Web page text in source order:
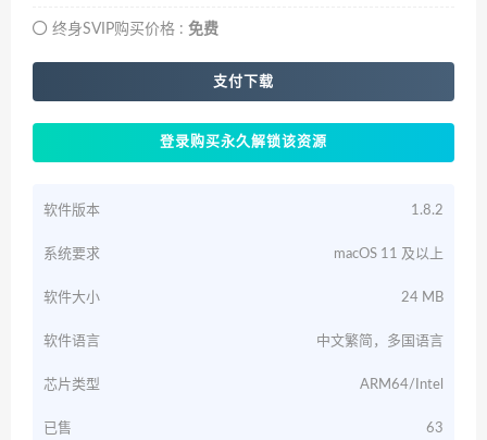
终身SVIP购买价格 : 免费
支付下载
登录购买永久解锁该资源
软件版本 1.8.2
系统要求 macOS 11 及以上
软件大小 24 MB
软件语言 中文繁简，多国语言
芯片类型 ARM64/Intel
已售 63